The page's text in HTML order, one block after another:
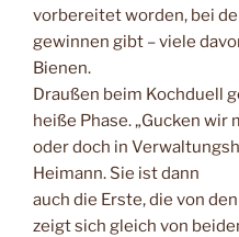
vorbereitet worden, bei
gewinnen gibt – viele
Bienen.
Draußen beim Kochduell
heiße Phase. „Gucken wir
oder doch in
Heimann. Sie ist dann
auch die Erste, die von
zeigt sich gleich von